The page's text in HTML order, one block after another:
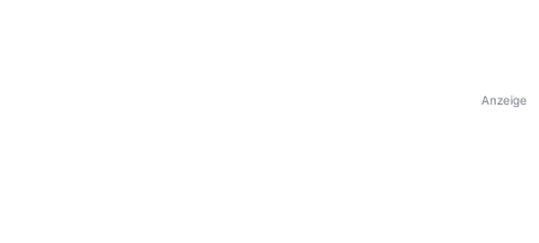
Anzeige